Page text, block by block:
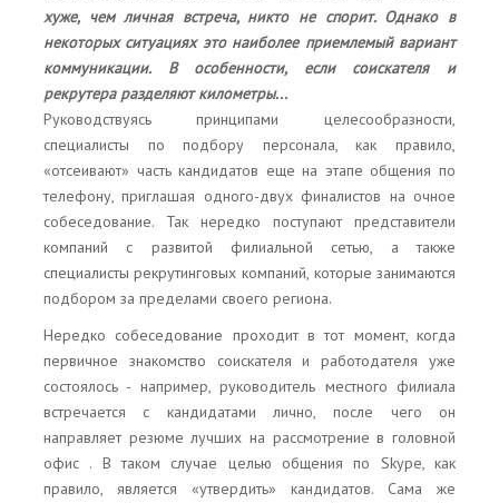
хуже, чем личная встреча, никто не спорит. Однако в
некоторых ситуациях это наиболее приемлемый вариант
коммуникации. В особенности, если соискателя и
рекрутера разделяют километры...
Руководствуясь принципами целесообразности,
специалисты по подбору персонала, как правило,
«отсеивают» часть кандидатов еще на этапе общения по
телефону, приглашая одного-двух финалистов на очное
собеседование. Так нередко поступают представители
компаний с развитой филиальной сетью, а также
специалисты рекрутинговых компаний, которые занимаются
подбором за пределами своего региона.
Нередко собеседование проходит в тот момент, когда
первичное знакомство соискателя и работодателя уже
состоялось - например, руководитель местного филиала
встречается с кандидатами лично, после чего он
направляет резюме лучших на рассмотрение в головной
офис . В таком случае целью общения по Skype, как
правило, является «утвердить» кандидатов. Сама же